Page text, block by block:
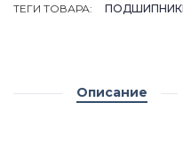
ТЕГИ ТОВАРА:
Описание